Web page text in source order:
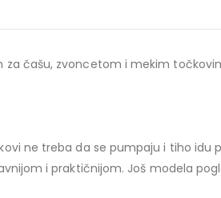
za čašu, zvoncetom i mekim
ne treba da se pumpaju i tiho idu
i praktičnijom. Još modela